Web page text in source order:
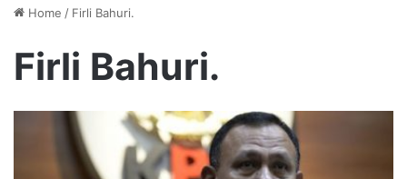
Home / Firli Bahuri.
Firli Bahuri.